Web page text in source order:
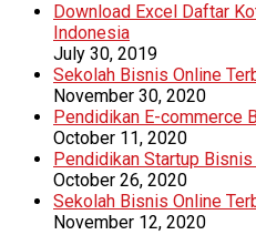
Download Excel Daftar
Indonesia
July 30, 2019
Sekolah Bisnis Online
November 30, 2020
Pendidikan E-commerce
October 11, 2020
Pendidikan Startup
October 26, 2020
Sekolah Bisnis Online
November 12, 2020